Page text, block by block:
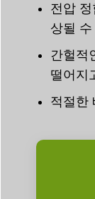
전압
상될
간헐적
떨어지
적절한